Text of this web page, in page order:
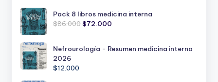
original
era:
actual
es:
Pack 8 libros medicina interna
$86.000El
era:
$72.000
es:
Nefrourología - Resumen medicina interna
2026
$12.000